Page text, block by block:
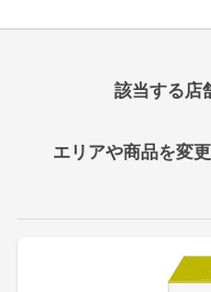
該当する店
エリアや商品を変